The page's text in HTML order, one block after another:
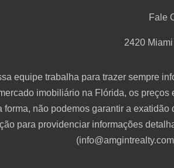
Fale
2420
equipe trabalha para trazer sempre
imobiliário na Flórida, os
forma, não podemos garantir a
para providenciar informações